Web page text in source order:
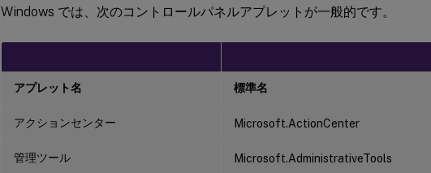
Windows では、次のコントロールパネルアプレットが一般的です。
アプレット名 標準名
アクションセンター Microsoft.ActionCenter
管理ツール Microsoft.AdministrativeTools